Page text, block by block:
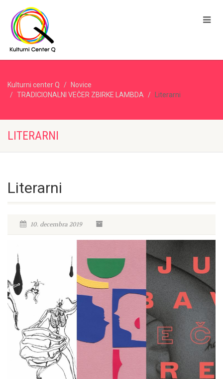
Kulturni center Q
Novice
TRADICIONALNI VEČER ZBIRKE LAMBDA
Literarni
LITERARNI
Literarni
10. decembra 2019